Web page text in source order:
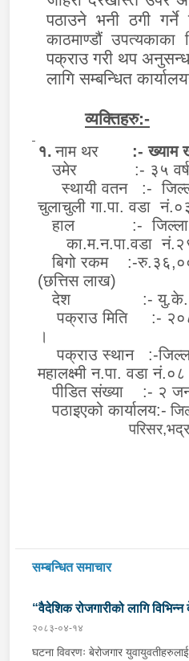
पठाउने भनी ठगी गर्ने
काठमाण्डौं उपत्यकाका
पक्राउ गरी थप
लागि सम्बन्धित
व्यक्तिहरु:-
१. नाम थर :- ख्याम
उमेर :- ३५ वर्ष
स्थायी वतन :-
चुलाचुली गा.पा. वडा
हाल :- जिल्ला
बिगो रकम :-
(छत्तिस लाख)
देश :- यु.के.
पक्राउ मिति :-
।
पक्राउ स्थान :-
महालक्ष्मी न.पा. वडा
पीडित संख्या :- २
पठाइएको कार्यालय:-
सम्बन्धित समाचार
“वैदेशिक रोजगारीको लागि
गर्ने व्यक्तिहरु पक्राउ"
२०८३-०४-१४
घटना विवरणः बेरोजगार